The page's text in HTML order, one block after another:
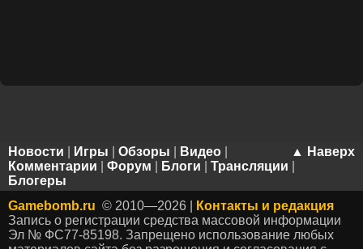
▲ Наверх
Новости Игры Обзоры Видео
Комментарии
Форум Блоги Трансляции
Блогеры
Gamebomb.ru © 2010—2026 |
Контакты и редакция
Запись о регистрации средства массовой информации
Эл № ФС77-85198. Запрещено использование любых